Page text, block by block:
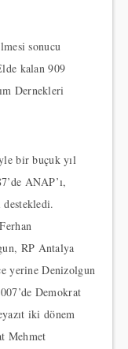
sonucu
kalan 909
Dernekleri
bir buçuk yıl
ANAP’ı,
destekledi.
RP Antalya
yerine Denizolgun
Demokrat
iki dönem
Mehmet